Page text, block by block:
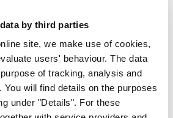
by third parties
site, we make use of cookies,
users' behaviour. The data
of tracking, analysis and
You will find details on the purposes
under "Details". For these
erste praktische
Mit unserer
persönlichen Ausbildung
passende Fundament für
innerhalb unserer